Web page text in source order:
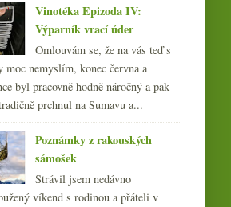
Vinotéka Epizoda IV:
Výparník vrací úder
Omlouvám se, že na vás teď s
moc nemyslím, konec června a
byl pracovně hodně náročný a pak
prchnul na Šumavu a...
Poznámky z rakouských
sámošek
Strávil jsem nedávno
víkend s rodinou a přáteli v